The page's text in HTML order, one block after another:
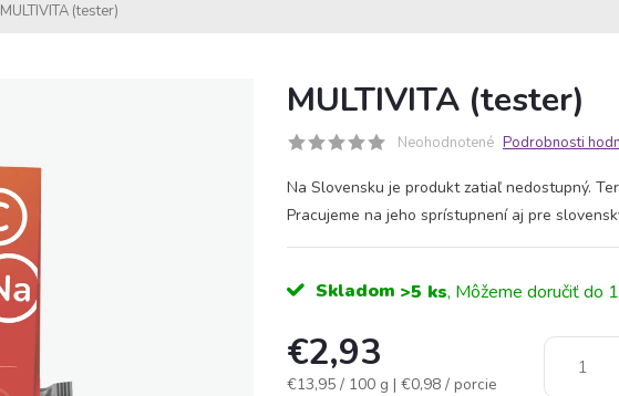
MULTIVITA (tester)
MULTIVITA (tester)
Neohodnotené Podrobnosti
Na Slovensku je produkt zatiaľ nedostupný.
Pracujeme na jeho sprístupnení aj pre
Skladom >5 ks
€2,93
Jednotková
€13,95 / 100 g | €0,98 / porcie